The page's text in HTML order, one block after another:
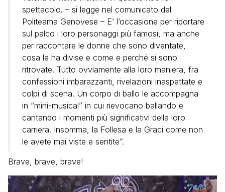
spettacolo. – si legge nel comunicato del
Politeama Genovese – E’ l’occasione per riportare
sul palco i loro personaggi più famosi, ma anche
per raccontare le donne che sono diventate,
cosa le ha divise e come e perché si sono
ritrovate. Tutto ovviamente alla loro maniera, fra
confessioni imbarazzanti, rivelazioni inaspettate e
colpi di scena. Un corpo di ballo le accompagna
in “mini-musical” in cui rievocano ballando e
cantando i momenti più significativi della loro
carriera. Insomma, la Follesa e la Graci come non
le avete mai viste e sentite”.
Brave, brave, brave!